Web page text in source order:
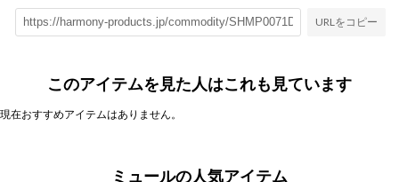
URLをコピー
このアイテムを見た人はこれも見ています
現在おすすめアイテムはありません。
ミュールの人気アイテム